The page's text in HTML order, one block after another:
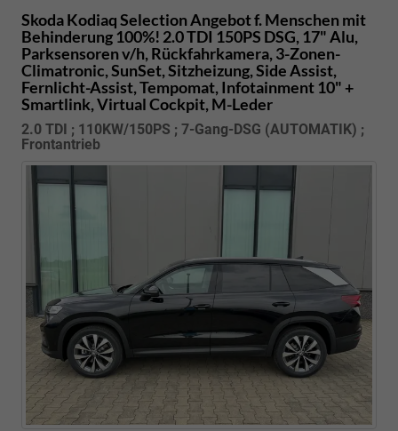
Skoda KodiaqSelection Angebot f. Menschen mit
Behinderung 100%! 2.0 TDI 150PS DSG, 17" Alu,
Parksensoren v/h, Rückfahrkamera, 3-Zonen-
Climatronic, SunSet, Sitzheizung, Side Assist,
Fernlicht-Assist, Tempomat, Infotainment 10" +
Smartlink, Virtual Cockpit, M-Leder
2.0 TDI ; 110KW/150PS ; 7-Gang-DSG (AUTOMATIK) ;
Frontantrieb